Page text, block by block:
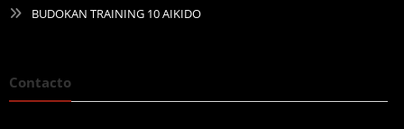
BUDOKAN TRAINING 10 AIKIDO
Contacto